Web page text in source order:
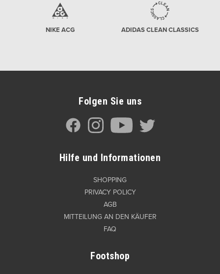
NIKE ACG ADIDAS CLEAN CLASSICS
Folgen Sie uns
Hilfe und Informationen
SHOPPING
PRIVACY POLICY
AGB
MITTEILUNG AN DEN KÄUFER
FAQ
Footshop